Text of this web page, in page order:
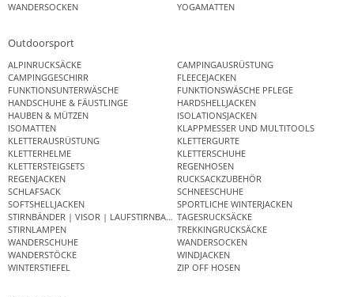
WANDERSOCKEN
YOGAMATTEN
Outdoorsport
ALPINRUCKSÄCKE
CAMPINGAUSRÜSTUNG
CAMPINGGESCHIRR
FLEECEJACKEN
FUNKTIONSUNTERWÄSCHE
FUNKTIONSWÄSCHE PFLEGE
HANDSCHUHE & FÄUSTLINGE
HARDSHELLJACKEN
HAUBEN & MÜTZEN
ISOLATIONSJACKEN
ISOMATTEN
KLAPPMESSER UND MULTITOOLS
KLETTERAUSRÜSTUNG
KLETTERGURTE
KLETTERHELME
KLETTERSCHUHE
KLETTERSTEIGSETS
REGENHOSEN
REGENJACKEN
RUCKSACKZUBEHÖR
SCHLAFSACK
SCHNEESCHUHE
SOFTSHELLJACKEN
SPORTLICHE WINTERJACKEN
STIRNBÄNDER | VISOR | LAUFSTIRNBANDTAGESRUCKSÄCKE
STIRNLAMPEN
TREKKINGRUCKSÄCKE
WANDERSCHUHE
WANDERSOCKEN
WANDERSTÖCKE
WINDJACKEN
WINTERSTIEFEL
ZIP OFF HOSEN